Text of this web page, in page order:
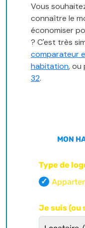
Vous
connaître le
économiser
? C'est très
comparateur
habitation, ou
32.